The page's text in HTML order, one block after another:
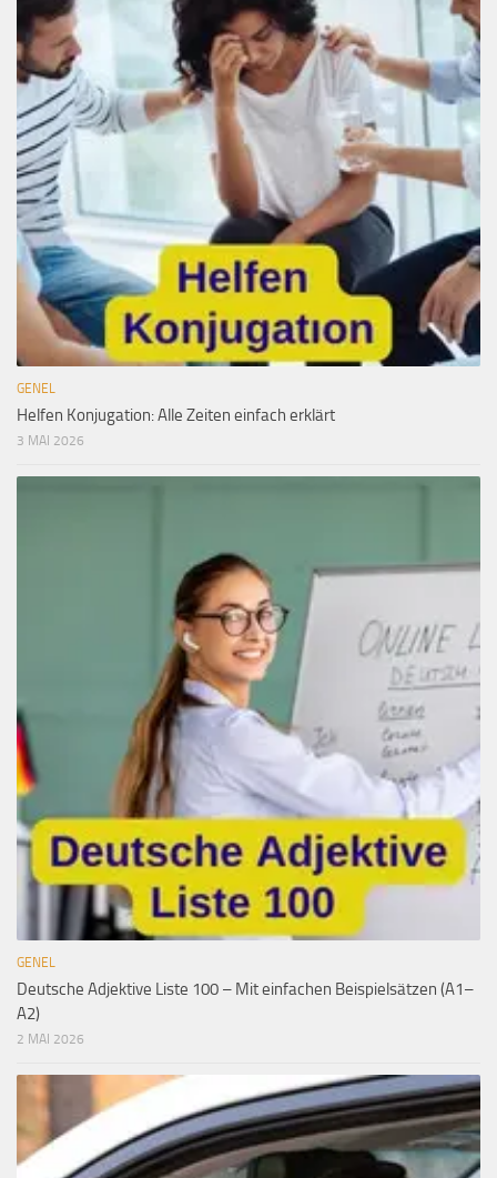
GENEL
Helfen Konjugation: Alle Zeiten einfach erklärt
3 MAI 2026
GENEL
Deutsche Adjektive Liste 100 – Mit einfachen Beispielsätzen (A1–
A2)
2 MAI 2026